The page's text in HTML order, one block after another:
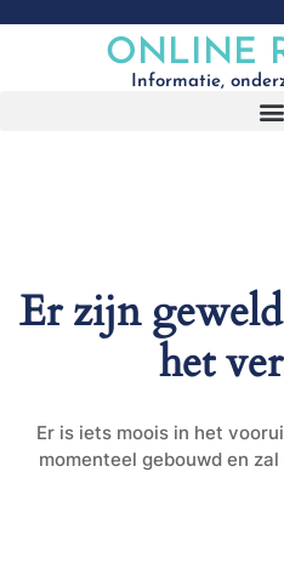
ONLINE
Informatie,
Er zijn
het
Er is iets moois in het
momenteel gebouwd en